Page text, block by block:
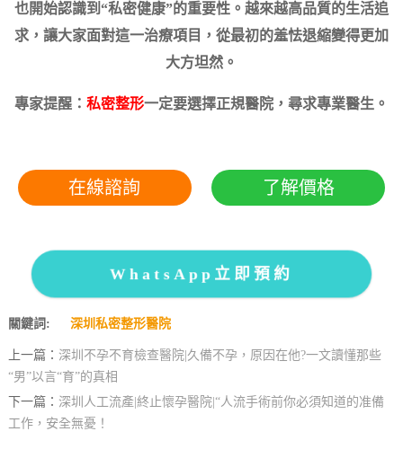
也開始認識到“私密健康”的重要性。越來越高品質的生活追
求，讓大家面對這一治療項目，從最初的羞怯退縮變得更加
大方坦然。
專家提醒： 私密整形一定要選擇正規醫院，尋求專業醫生。
在線諮詢 了解價格
WhatsApp立即預約
關鍵詞: 深圳私密整形醫院
上一篇： 深圳不孕不育檢查醫院|久備不孕，原因在他?一文讀懂那些
“男”以言“育”的真相
下一篇： 深圳人工流產|終止懷孕醫院|“人流手術前你必須知道的准備
工作，安全無憂！